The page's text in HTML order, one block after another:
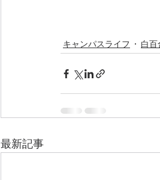
記
キャンパスライフ 白百
最新記事